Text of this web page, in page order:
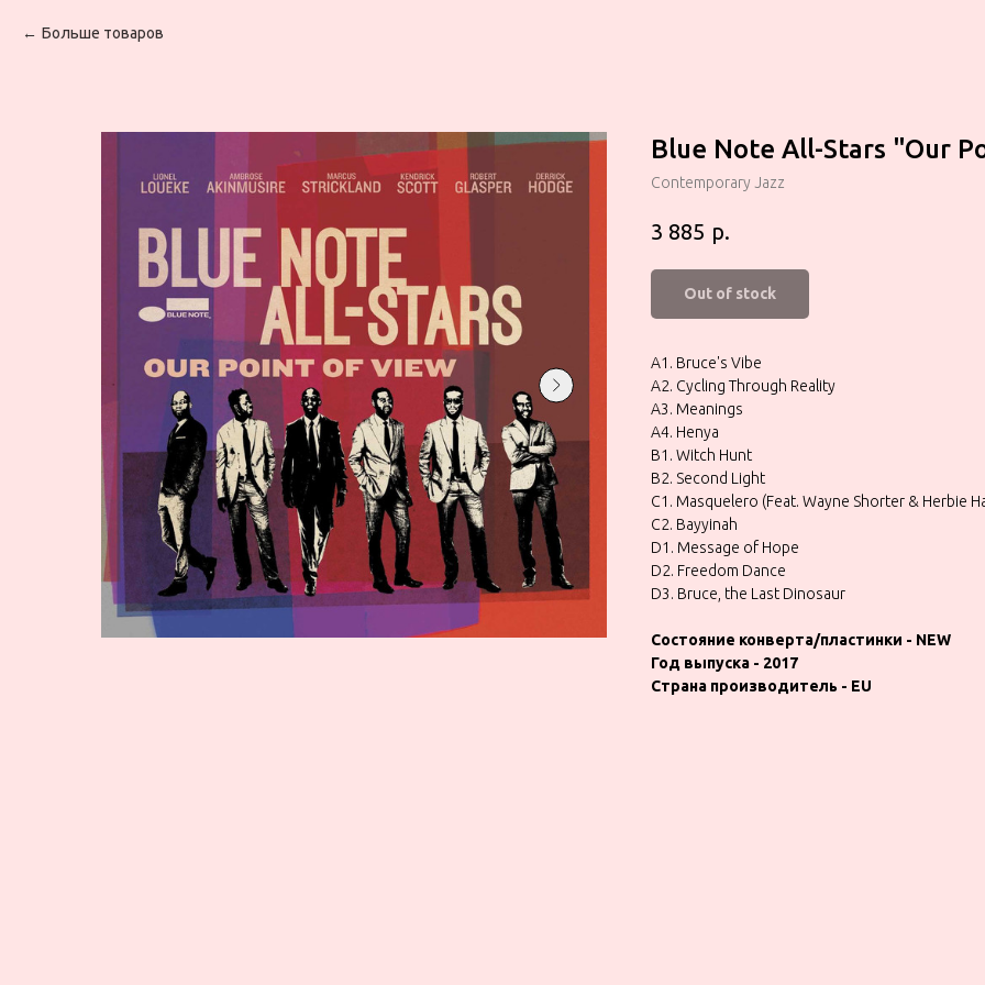
Больше товаров
Blue Note All-Stars ‎"Our
Contemporary Jazz
3 885 р.
Out of stock
A1. Bruce's Vibe
A2. Cycling Through Reality
A3. Meanings
A4. Henya
B1. Witch Hunt
B2. Second Light
C1. Masquelero (Feat. Wayne Shorter & Herbie
C2. Bayyinah
D1. Message of Hope
D2. Freedom Dance
D3. Bruce, the Last Dinosaur
Состояние конверта/пластинки - NEW
Год выпуска - 2017
Страна производитель - ЕU